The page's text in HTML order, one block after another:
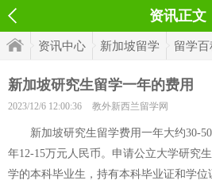
资讯正文
资讯中心 新加坡留学 留学百
新加坡研究生留学一年的费用
2023/12/6 12:00:36 教外新西兰留学网
新加坡研究生留学费用一年大约30-50
年12-15万元人民币。申请公立大学研究
学的本科毕业生，持有本科毕业证和学位